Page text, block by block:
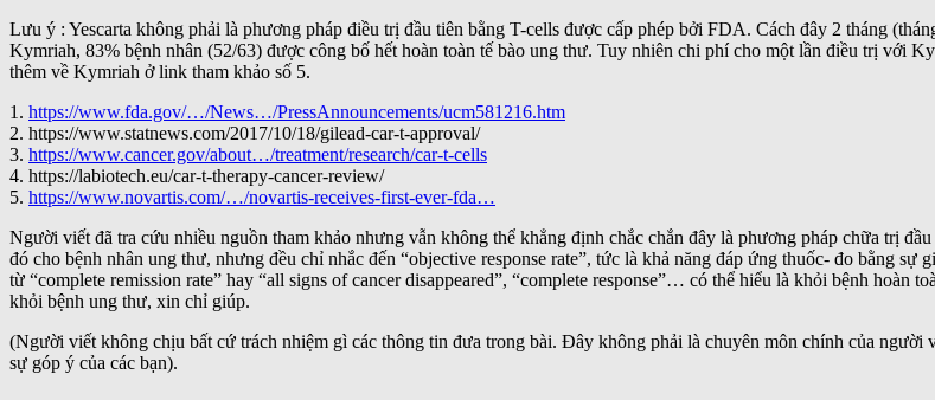
Lưu ý : Yescarta không phải là phương pháp điều trị đầu tiên bằng T-cells được cấp phép bởi FDA. Cách đây 2 tháng
Kymriah, 83% bệnh nhân (52/63) được công bố hết hoàn toàn tế bào ung thư. Tuy nhiên chi phí cho một lần điều trị với
thêm về Kymriah ở link tham khảo số 5.
1. https://www.fda.gov/…/News…/PressAnnouncements/ucm581216.htm
2. https://www.statnews.com/2017/10/18/gilead-car-t-approval/
3. https://www.cancer.gov/about…/treatment/research/car-t-cells
4. https://labiotech.eu/car-t-therapy-cancer-review/
5. https://www.novartis.com/…/novartis-receives-first-ever-fda…
Người viết đã tra cứu nhiều nguồn tham khảo nhưng vẫn không thể khẳng định chắc chắn đây là phương pháp chữa trị
đó cho bệnh nhân ung thư, nhưng đều chỉ nhắc đến “objective response rate”, tức là khả năng đáp ứng thuốc- đo bằng
từ “complete remission rate” hay “all signs of cancer disappeared”, “complete response”… có thể hiểu là khỏi bệnh hoàn
khỏi bệnh ung thư, xin chỉ giúp.
(Người viết không chịu bất cứ trách nhiệm gì các thông tin đưa trong bài. Đây không phải là chuyên môn chính của người
sự góp ý của các bạn).